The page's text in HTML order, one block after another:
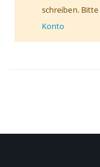
schreiben. Bitte
Konto